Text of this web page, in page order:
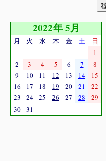
2022年 5月
月 火 水 木 金 土
日
1
2
3 4 5 6 7
8
9
10 11 12 13 14
15
16
17 18 19 20 21
22
23
24 25 26 27 28
29
30
31